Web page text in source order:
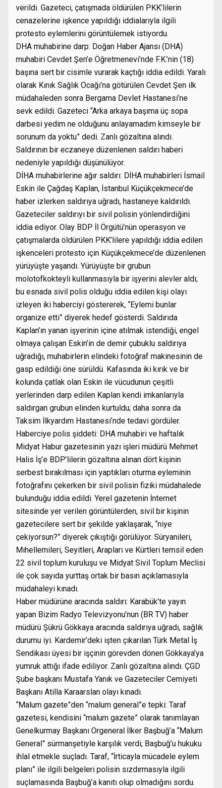
verildi. Gazeteci, çatışmada öldürülen PKK’lilerin
cenazelerine işkence yapıldığı iddialarıyla ilgili
protesto eylemlerini görüntülemek istiyordu.
DHA muhabirine darp: Doğan Haber Ajansı (DHA)
muhabiri Cevdet Şen’e Öğretmenevi’nde F.K.’nin (18)
başına sert bir cisimle vurarak kaçtığı iddia edildi. Yaralı
olarak Kınık Sağlık Ocağı’na götürülen Cevdet Şen ilk
müdahaleden sonra Bergama Devlet Hastanesi’ne
sevk edildi. Gazeteci “Arka arkaya başıma üç sopa
darbesi yedim ne olduğunu anlayamadım kimseyle bir
sorunum da yoktu” dedi. Zanlı gözaltına alındı.
Saldırının bir eczaneye düzenlenen saldırı haberi
nedeniyle yapıldığı düşünülüyor.
DİHA muhabirlerine ağır saldırı: DİHA muhabirleri İsmail
Eskin ile Çağdaş Kaplan, İstanbul Küçükçekmece’de
haber izlerken saldırıya uğradı, hastaneye kaldırıldı.
Gazeteciler saldırıyı bir sivil polisin yönlendirdiğini
iddia ediyor. Olay BDP İl Örgütü’nün operasyon ve
çatışmalarda öldürülen PKK’lilere yapıldığı iddia edilen
işkenceleri protesto için Küçükçekmece’de düzenlenen
yürüyüşte yaşandı. Yürüyüşte bir grubun
molotofkokteyli kullanmasıyla bir işyerini alevler aldı;
bu esnada sivil polis olduğu iddia edilen kişi olayı
izleyen iki haberciyi göstererek, “Eylemi bunlar
organize etti” diyerek hedef gösterdi. Saldırıda
Kaplan’ın yanan işyerinin içine atılmak istendiği, engel
olmaya çalışan Eskin’in de demir çubuklu saldırıya
uğradığı, muhabirlerin elindeki fotoğraf makinesinin de
gasp edildiği öne sürüldü. Kafasında iki kırık ve bir
kolunda çatlak olan Eskin ile vücudunun çeşitli
yerlerinden darp edilen Kaplan kendi imkanlarıyla
saldırgan grubun elinden kurtuldu; daha sonra da
Taksim İlkyardım Hastanesi’nde tedavi gördüler.
Haberciye polis şiddeti: DHA muhabiri ve haftalık
Midyat Habur gazetesinin yazı işleri müdürü Mehmet
Halis İş’e BDP’lilerin gözaltına alınan dört kişinin
serbest bırakılması için yaptıkları oturma eyleminin
fotoğrafını çekerken bir sivil polisin fiziki müdahalede
bulunduğu iddia edildi. Yerel gazetenin İnternet
sitesinde yer verilen görüntülerden, sivil bir kişinin
gazetecilere sert bir şekilde yaklaşarak, “niye
çekiyorsun?” diyerek çıkıştığı görülüyor. Süryanileri,
Mıhellemileri, Seyitleri, Arapları ve Kürtleri temsil eden
22 sivil toplum kuruluşu ve Midyat Sivil Toplum Meclisi
ile çok sayıda yurttaş ortak bir basın açıklamasıyla
müdahaleyi kınadı.
Haber müdürüne aracında saldırı: Karabük’te yayın
yapan Bizim Radyo Televizyonu’nun (BR TV) haber
müdürü Şükrü Gökkaya aracında saldırıya uğradı, sağlık
durumu iyi. Kardemir’deki işten çıkarılan Türk Metal İş
Sendikası üyesi bir işçinin görevden dönen Gökkaya’ya
yumruk attığı ifade ediliyor. Zanlı gözaltına alındı. ÇGD
Şube başkanı Mustafa Yanık ve Gazeteciler Cemiyeti
Başkanı Atilla Karaarslan olayı kınadı.
“Malum gazete”den “malum general”e tepki: Taraf
gazetesi, kendisini “malum gazete” olarak tanımlayan
Genelkurmay Başkanı Orgeneral İlker Başbuğ’a “Malum
General” sürmanşetiyle karşılık verdi; Başbuğ’u hukuku
ihlal etmekle suçladı. Taraf, “İrticayla mücadele eylem
planı” ile ilgili belgeleri polisin sızdırmasıyla ilgili
suçlamasında Başbuğ’a kanıtı olup olmadığını sordu.